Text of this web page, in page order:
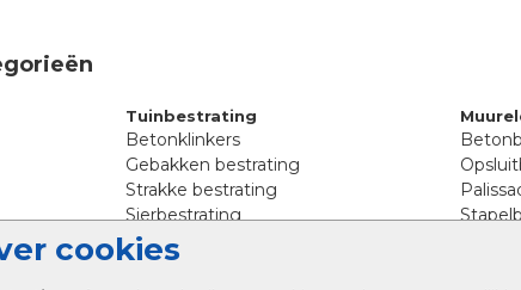
cookies
Tuinbestrating
Betonklinkers
Gebakken bestrating
Strakke bestrating
Sierbestrating
Straatklinkers
Straatstenen